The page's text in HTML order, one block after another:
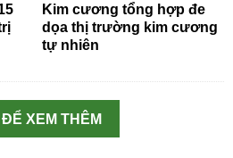
Kim cương tổng hợp đe
dọa thị trường kim cương
tự nhiên
XEM THÊM